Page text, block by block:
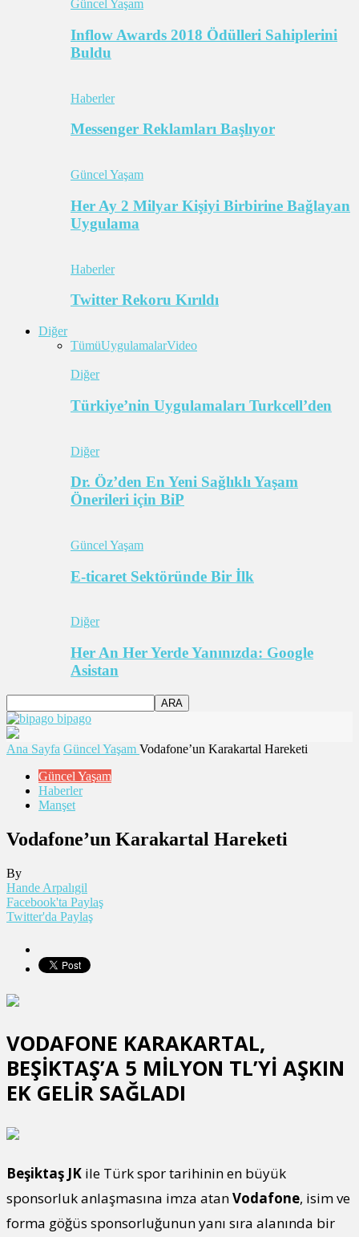
Güncel Yaşam
Inflow Awards 2018 Ödülleri Sahiplerini
Buldu
Haberler
Messenger Reklamları Başlıyor
Güncel Yaşam
Her Ay 2 Milyar Kişiyi Birbirine Bağlayan
Uygulama
Haberler
Twitter Rekoru Kırıldı
Diğer
TümüUygulamalarVideo
Diğer
Türkiye’nin Uygulamaları Turkcell’den
Diğer
Dr. Öz’den En Yeni Sağlıklı Yaşam
Önerileri için BiP
Güncel Yaşam
E-ticaret Sektöründe Bir İlk
Diğer
Her An Her Yerde Yanınızda: Google
Asistan
bipago
Ana Sayfa Güncel Yaşam Vodafone’un Karakartal Hareketi
Güncel Yaşam
Haberler
Manşet
Vodafone’un Karakartal Hareketi
By
Hande Arpalıgil
Facebook'ta Paylaş
Twitter'da Paylaş
VODAFONE KARAKARTAL,
BEŞİKTAŞ’A 5 MİLYON TL’Yİ AŞKIN
EK GELİR SAĞLADI
Beşiktaş JK ile Türk spor tarihinin en büyük
sponsorluk anlaşmasına imza atanVodafone, isim ve
forma göğüs sponsorluğunun yanı sıra alanında bir